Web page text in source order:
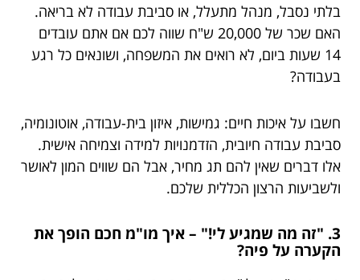
בלתי נסבל, מנהל מתעלל, או סביבת עבודה לא בריאה.
האם שכר של 20,000 ש"ח שווה לכם אם אתם עובדים
14 שעות ביום, לא רואים את המשפחה, ושונאים כל רגע
בעבודה?
חשבו על איכות חיים: גמישות, איזון בית-עבודה, אוטונומיה,
סביבת עבודה חיובית, הזדמנויות למידה וצמיחה אישית.
אלו דברים שאין להם תג מחיר, אבל הם שווים המון לאושר
ולשביעות הרצון הכללית שלכם.
3. "זה מה שמגיע לי!" – איך מו"מ חכם הופך את
הקערה על פיה?